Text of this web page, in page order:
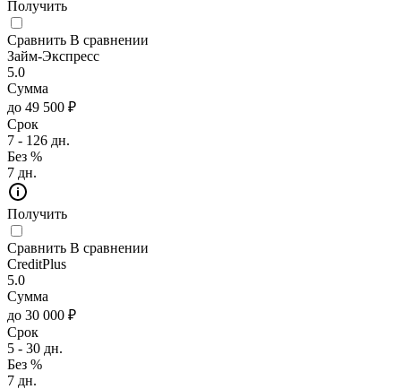
Получить
Сравнить В сравнении
Займ-Экспресс
5.0
Сумма
до 49 500 ₽
Срок
7 - 126 дн.
Без %
7 дн.
Получить
Сравнить В сравнении
CreditPlus
5.0
Сумма
до 30 000 ₽
Срок
5 - 30 дн.
Без %
7 дн.